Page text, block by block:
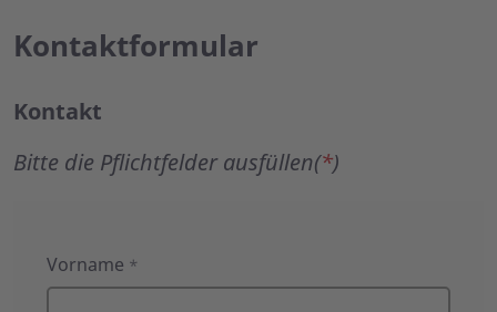
Kontaktformular
Kontakt
Bitte die Pflichtfelder ausfüllen(*)
Kontakt
Vorname *